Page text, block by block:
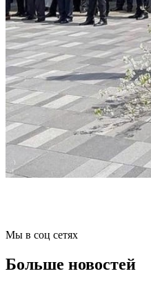
Мы в соц сетях
Больше новостей